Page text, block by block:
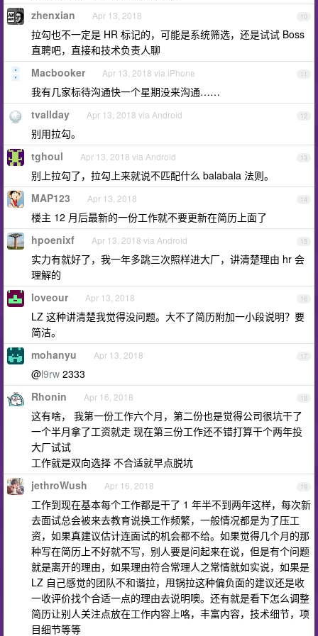
10
zhenxian Apr 13, 2018
拉勾也不一定是 HR 标记的，可能是系统筛选，还是试试 Boss
直聘吧，直接和技术负责人聊
11
Macbooker Apr 13, 2018 via iPhone
我有几家标待沟通快一个星期没来沟通……
12
tvallday Apr 13, 2018 via Android
别用拉勾。
13
tghoul Apr 13, 2018 via Android
别上拉勾了，拉勾上来就说不匹配什么 balabala 法则。
14
MAP123 Apr 13, 2018
楼主 12 月后最新的一份工作就不要更新在简历上面了
15
hpoenixf Apr 13, 2018 via Android
实力有就好了，我一年多跳三次照样进大厂，讲清楚理由 hr 会
理解的
16
loveour Apr 13, 2018
LZ 这种讲清楚我觉得没问题。大不了简历附加一小段说明？要
简洁。
17
mohanyu Apr 13, 2018
@l9rw 2333
18
Rhonin Apr 16, 2018
这有啥， 我第一份工作六个月，第二份也是觉得公司很坑干了
一个半月拿了工资就走 现在第三份工作还不错打算干个两年投
大厂试试
工作就是双向选择 不合适就早点脱坑
19
jethroWush Apr 16, 2018
工作到现在基本每个工作都是干了 1 年半不到两年这样，每次新
去面试总会被来去教育说换工作频繁，一般情况都是为了压工
资，如果真建议估计连面试的机会都不给。如果觉得几个月的那
种写在简历上不好就不写，别人要是问起来在说，但是有个问题
就是离开的理由，如果理由符合常理人之常情就如实说，如果是
LZ 自己感觉的团队不和谐拉，甩锅拉这种偏负面的建议还是收
一收评价找个合适一点的理由去说明噢。还有就是看下怎么调整
简历让别人关注点放在工作内容上咯，丰富内容，技术细节，项
目细节等等